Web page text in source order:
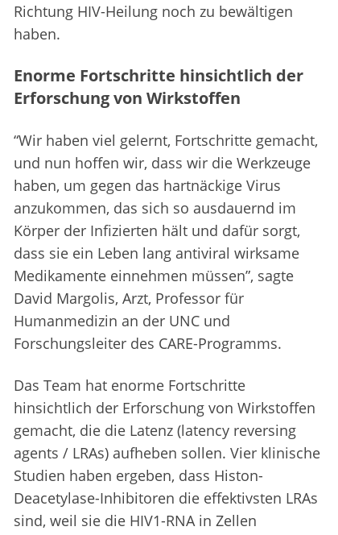
Richtung HIV-Heilung noch zu bewältigen
haben.
Enorme Fortschritte hinsichtlich der
Erforschung von Wirkstoffen
“Wir haben viel gelernt, Fortschritte gemacht,
und nun hoffen wir, dass wir die Werkzeuge
haben, um gegen das hartnäckige Virus
anzukommen, das sich so ausdauernd im
Körper der Infizierten hält und dafür sorgt,
dass sie ein Leben lang antiviral wirksame
Medikamente einnehmen müssen”, sagte
David Margolis, Arzt, Professor für
Humanmedizin an der UNC und
Forschungsleiter des CARE-Programms.
Das Team hat enorme Fortschritte
hinsichtlich der Erforschung von Wirkstoffen
gemacht, die die Latenz (latency reversing
agents / LRAs) aufheben sollen. Vier klinische
Studien haben ergeben, dass Histon-
Deacetylase-Inhibitoren die effektivsten LRAs
sind, weil sie die HIV1-RNA in Zellen